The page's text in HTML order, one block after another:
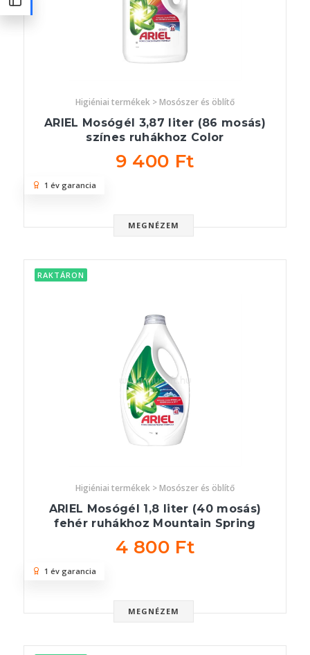
Higiéniai termékek > Mosószer és öblítő
ARIEL Mosógél 3,87 liter (86 mosás)
színes ruhákhoz Color
9 400 Ft
MEGNÉZEM
1 év garancia
RAKTÁRON
Higiéniai termékek > Mosószer és öblítő
ARIEL Mosógél 1,8 liter (40 mosás)
fehér ruhákhoz Mountain Spring
4 800 Ft
MEGNÉZEM
1 év garancia